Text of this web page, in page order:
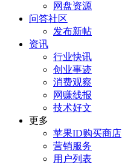
网盘资源
问答社区
发布新帖
资讯
行业快讯
创业事迹
消费观察
网赚线报
技术好文
更多
苹果ID购买商店
营销服务
用户列表